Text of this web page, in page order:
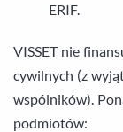
ERIF.
VISSET nie
cywilnych (z
wspólników).
podmiotów: